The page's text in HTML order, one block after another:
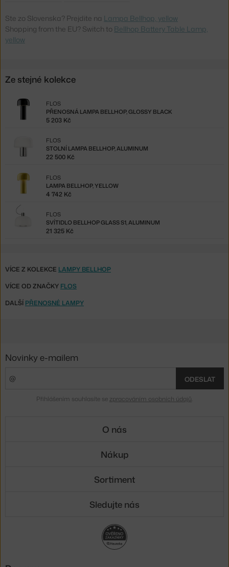
Ste zo Slovenska? Prejdite na Lampa Bellhop, yellow
Shopping from the EU? Switch to Bellhop Battery Table Lamp,
yellow
Ze stejné kolekce
PŘENOSNÁ LAMPA BELLHOP, GLOSSY BLACK
FLOS
5 203 Kč
STOLNÍ LAMPA BELLHOP, ALUMINUM
FLOS
22 500 Kč
LAMPA BELLHOP, YELLOW
FLOS
4 742 Kč
SVÍTIDLO BELLHOP GLASS S1, ALUMINUM
FLOS
21 325 Kč
VÍCE Z KOLEKCE LAMPY BELLHOP
VÍCE OD ZNAČKY FLOS
DALŠÍ PŘENOSNÉ LAMPY
Novinky e-mailem
ODESLAT
Přihlášením souhlasíte se zpracováním osobních údajů
O nás
Nákup
Sortiment
Sledujte nás